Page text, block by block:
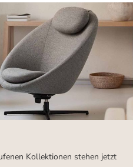
Kollektionen stehen jetzt